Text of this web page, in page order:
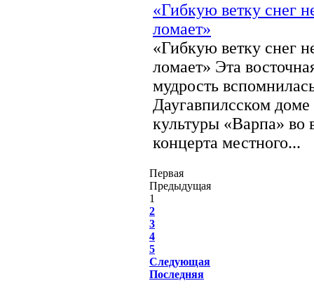
«Гибкую ветку снег
ломает»
«Гибкую ветку снег
ломает» Эта
мудрость
Даугавпилсском доме
культуры «Варпа» во
концерта местного...
Первая
Предыдущая
1
2
3
4
5
Следующая
Последняя